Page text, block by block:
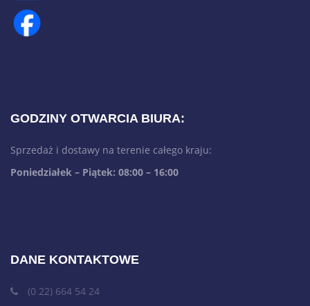
GODZINY OTWARCIA BIURA:
Sprzedaż i dostawy na terenie całego kraju:
Poniedziałek – Piątek: 08:00 – 16:00
DANE KONTAKTOWE
(0 22) 664 54 24